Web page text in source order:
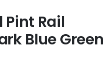
Pint Rail
Blue Green